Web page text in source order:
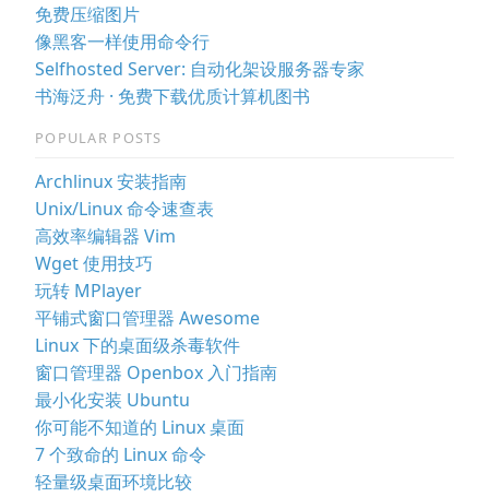
免费压缩图片
像黑客一样使用命令行
Selfhosted Server: 自动化架设服务器专家
书海泛舟 · 免费下载优质计算机图书
POPULAR POSTS
Archlinux 安装指南
Unix/Linux 命令速查表
高效率编辑器 Vim
Wget 使用技巧
玩转 MPlayer
平铺式窗口管理器 Awesome
Linux 下的桌面级杀毒软件
窗口管理器 Openbox 入门指南
最小化安装 Ubuntu
你可能不知道的 Linux 桌面
7 个致命的 Linux 命令
轻量级桌面环境比较